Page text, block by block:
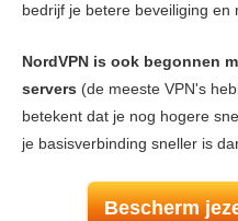
bedrijf je betere beveiliging en
NordVPN is ook begonnen
servers (de meeste VPN's
betekent dat je nog hogere
je basisverbinding sneller is
Bescherm